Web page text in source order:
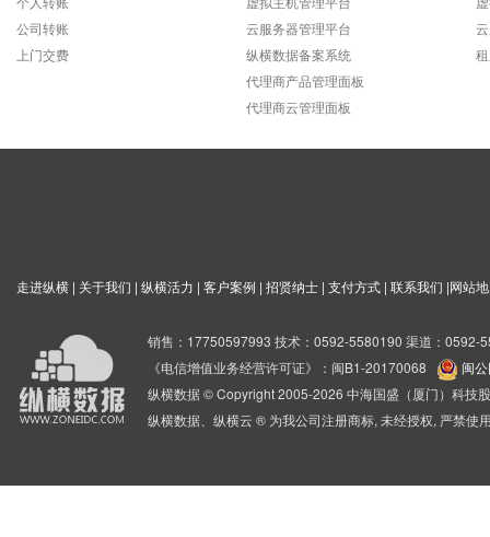
公司转账
上门交费
云服务器管理平台
纵横数据备案系统
代理商产品管理面板
代理商云管理面板
走进纵横 | 关于我们 | 纵横活力 | 客户案例 | 招贤纳士 | 支付方式 | 联系我们 |网站
销售：17750597993 技术：0592-5580190 渠道：0592-
《电信增值业务经营许可证》：闽B1-20170068
闽
纵横数据 © Copyright 2005-2026 中海国盛（厦门）科技
纵横数据、纵横云 ® 为我公司注册商标, 未经授权, 严禁使